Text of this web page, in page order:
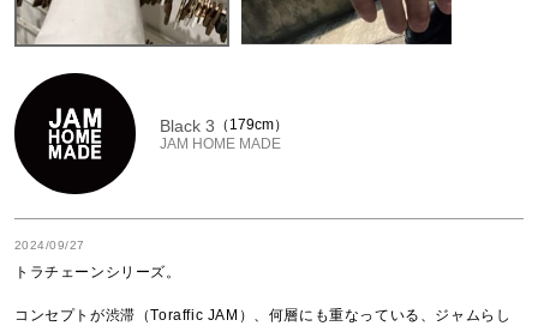
Black 3
JAM HOME MADE
179cm
2024/09/27
トラチェーンシリーズ。
コンセプトが渋滞（Toraffic JAM）、何層にも重なっている、ジャムらし